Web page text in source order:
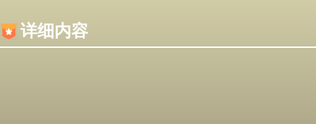
详细内容